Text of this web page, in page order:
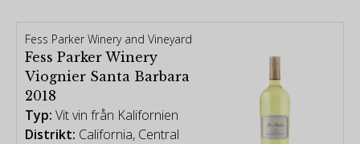
Fess Parker Winery and Vineyard
Fess Parker Winery
Viognier Santa Barbara
2018
Typ: Vit vin från Kalifornien
Distrikt: California, Central